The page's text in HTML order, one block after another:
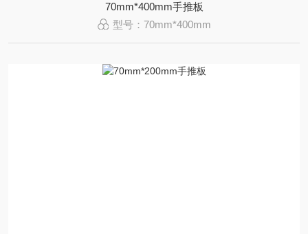
70mm*400mm手推板
型号：70mm*400mm